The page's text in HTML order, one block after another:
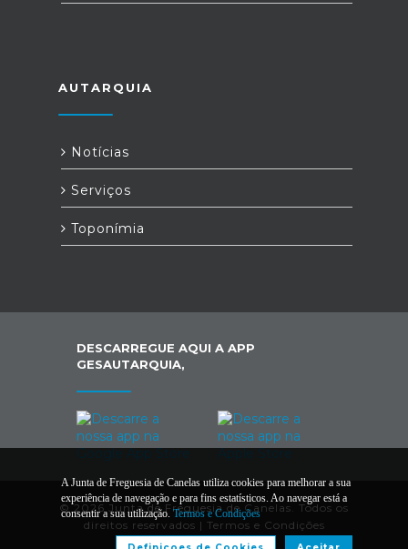
AUTARQUIA
Notícias
Serviços
Toponímia
DESCARREGUE AQUI A APP
GESAUTARQUIA,
© 2026 Junta de Freguesia de Canelas. Todos os
direitos reservados | Termos e Condições
A Junta de Freguesia de Canelas utiliza cookies para melhorar a sua
experiência de navegação e para fins estatísticos. Ao navegar está a
consentir a sua utilização. Termos e Condições